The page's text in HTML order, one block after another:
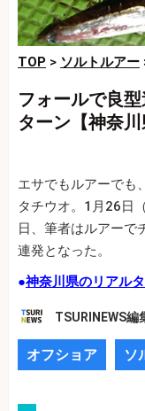
TOP > ソルトルアー
フォールで良
ターン【神奈川
エサでもルアーでも
タチウオ。1月26日
日、筆者はルアーで
連発となった。
●神奈川県のリアル
TSURINEWS編
オフショア ソ